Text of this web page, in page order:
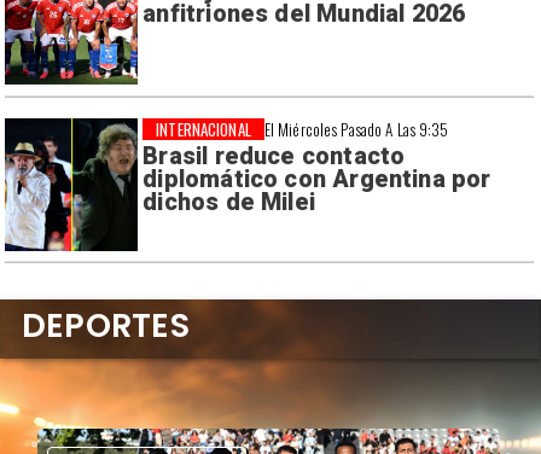
anfitriones del Mundial 2026
El Miércoles Pasado A Las 9:35
Brasil reduce contacto
diplomático con Argentina por
dichos de Milei
INTERNACIONAL
DEPORTES